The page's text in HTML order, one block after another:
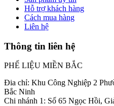
Hỗ trợ khách hàng
Cách mua hàng
Liên hệ
Thông tin liên hệ
PHẾ LIỆU MIỀN BẮC
Đia chỉ: Khu Công Nghiệp 2
Bắc Ninh
Chi nhánh 1: Số 65 Ngọc Hồi,